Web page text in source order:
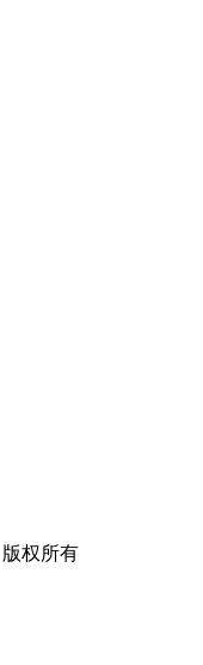
权所有